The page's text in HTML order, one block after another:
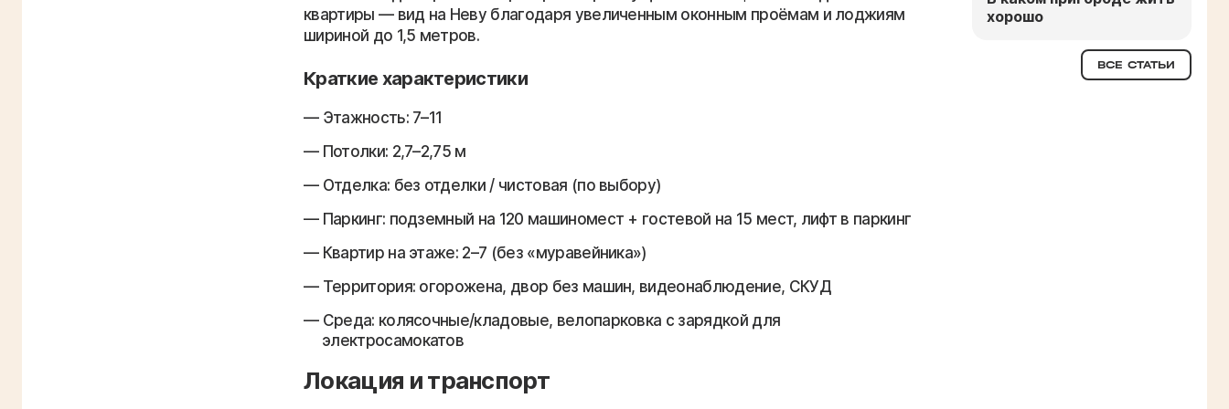
квартиры — вид на Неву благодаря увеличенным оконным проёмам и лоджиям
шириной до 1,5 метров.
Краткие характеристики
Этажность: 7–11
Потолки: 2,7–2,75 м
Отделка: без отделки / чистовая (по выбору)
Паркинг: подземный на 120 машиномест + гостевой на 15 мест, лифт в паркинг
Квартир на этаже: 2–7 (без «муравейника»)
Территория: огорожена, двор без машин, видеонаблюдение, СКУД
Среда: колясочные/кладовые, велопарковка с зарядкой для
электросамокатов
Локация и транспорт
хорошо
ВСЕ СТАТЬИ